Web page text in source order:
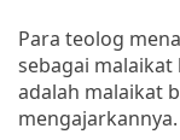
Para teolog
sebagai malaikat
adalah malaikat
mengajarkannya.